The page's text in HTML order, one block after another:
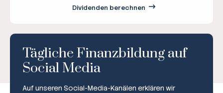
Dividenden berechnen
Tägliche Finanzbildung auf
Social Media
Auf unseren Social-Media-Kanälen erklären wir